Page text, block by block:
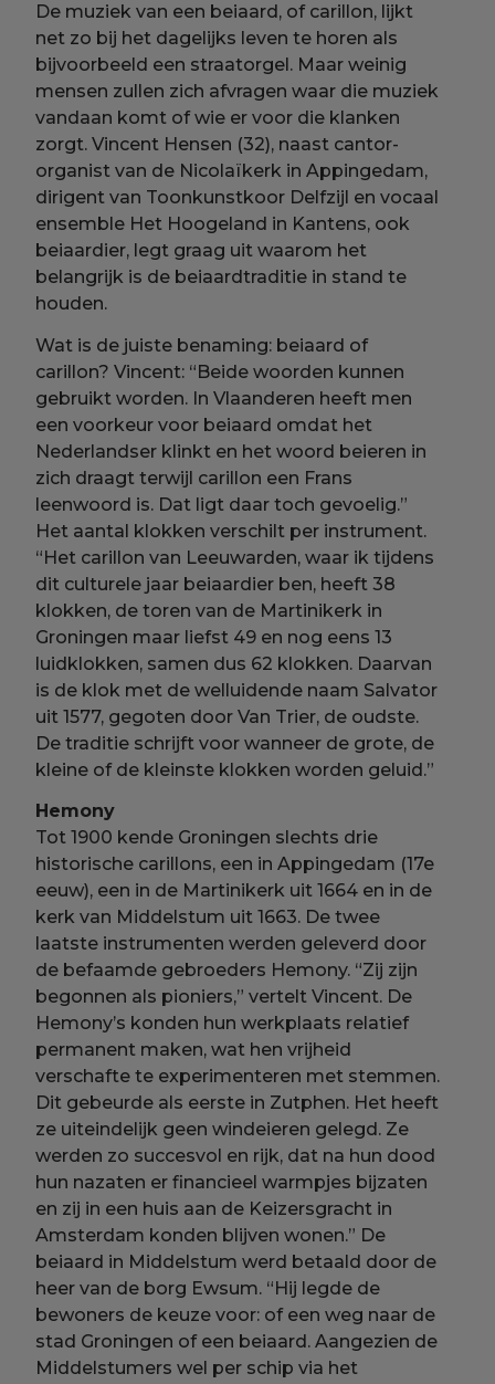
De muziek van een beiaard, of carillon, lijkt
net zo bij het dagelijks leven te horen als
bijvoorbeeld een straatorgel. Maar weinig
mensen zullen zich afvragen waar die muziek
vandaan komt of wie er voor die klanken
zorgt. Vincent Hensen (32), naast cantor-
organist van de Nicolaïkerk in Appingedam,
dirigent van Toonkunstkoor Delfzijl en vocaal
ensemble Het Hoogeland in Kantens, ook
beiaardier, legt graag uit waarom het
belangrijk is de beiaardtraditie in stand te
houden.
Wat is de juiste benaming: beiaard of
carillon? Vincent: “Beide woorden kunnen
gebruikt worden. In Vlaanderen heeft men
een voorkeur voor beiaard omdat het
Nederlandser klinkt en het woord beieren in
zich draagt terwijl carillon een Frans
leenwoord is. Dat ligt daar toch gevoelig.”
Het aantal klokken verschilt per instrument.
“Het carillon van Leeuwarden, waar ik tijdens
dit culturele jaar beiaardier ben, heeft 38
klokken, de toren van de Martinikerk in
Groningen maar liefst 49 en nog eens 13
luidklokken, samen dus 62 klokken. Daarvan
is de klok met de welluidende naam Salvator
uit 1577, gegoten door Van Trier, de oudste.
De traditie schrijft voor wanneer de grote, de
kleine of de kleinste klokken worden geluid.”
Hemony
Tot 1900 kende Groningen slechts drie
historische carillons, een in Appingedam (17e
eeuw), een in de Martinikerk uit 1664 en in de
kerk van Middelstum uit 1663. De twee
laatste instrumenten werden geleverd door
de befaamde gebroeders Hemony. “Zij zijn
begonnen als pioniers,” vertelt Vincent. De
Hemony’s konden hun werkplaats relatief
permanent maken, wat hen vrijheid
verschafte te experimenteren met stemmen.
Dit gebeurde als eerste in Zutphen. Het heeft
ze uiteindelijk geen windeieren gelegd. Ze
werden zo succesvol en rijk, dat na hun dood
hun nazaten er financieel warmpjes bijzaten
en zij in een huis aan de Keizersgracht in
Amsterdam konden blijven wonen.” De
beiaard in Middelstum werd betaald door de
heer van de borg Ewsum. “Hij legde de
bewoners de keuze voor: of een weg naar de
stad Groningen of een beiaard. Aangezien de
Middelstumers wel per schip via het